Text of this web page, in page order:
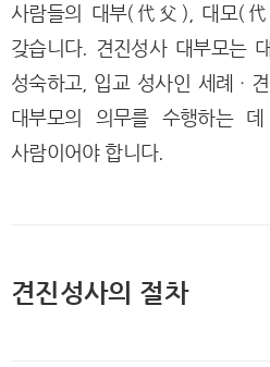
사람들의 대부(代父), 대모(
갖습니다. 견진성사 대부모는
성숙하고, 입교 성사인 세례ㆍ
대부모의 의무를 수행하는
사람이어야 합니다.
견진성사의 절차